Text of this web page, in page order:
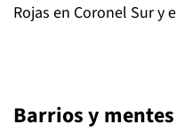
Rojas en Coronel Sur y
Barrios y